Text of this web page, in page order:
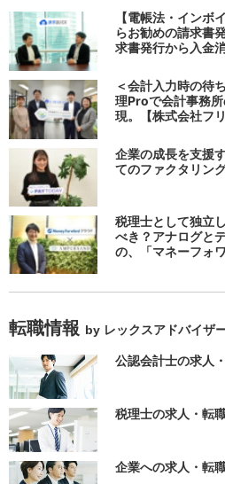
【電帳法・インボ
らお勧めの請求書
求書発行から入金
＜会計入力時の待
理Proで会計事務
現。【株式会社フ
企業の成長を支援
てのファクタリン
税理士として独立
べき？アナログと
の、「マネーフォ
転職情報 by レックスアドバイザ
公認会計士の求人
税理士の求人・転
企業への求人・転